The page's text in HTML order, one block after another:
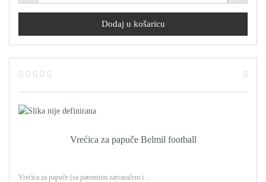
Vrećica za papuče Belmil football
Vrećica za papuče (sa patentnim zatvaračem i ...